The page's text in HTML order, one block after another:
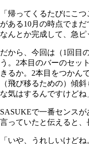
「帰ってくるたびにこ
がある10月の時点でま
なんとか完成して、急ピ
だから、今回は（1回目
う。2本目のバーのセッ
きるか。2本目をつかん
（飛び移るための）傾
な気はするんですけどね
SASUKEで一番センス
言っていたと伝えると、
「いや、うれしいけど